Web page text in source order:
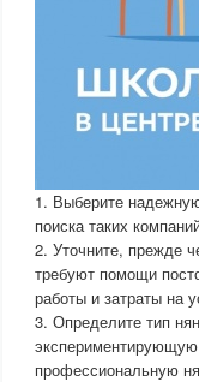
1. Выберите
поиска таких
2. Уточните, прежде
требуют помощи
работы и затраты на
3. Определите тип
профессиональную